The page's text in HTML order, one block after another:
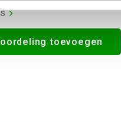
toevoegen